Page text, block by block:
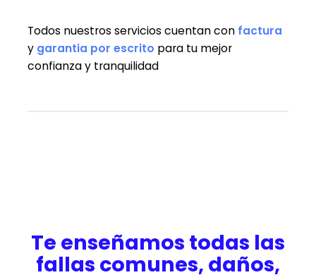
Todos nuestros servicios cuentan con factura
y garantia por escrito para tu mejor
confianza y tranquilidad
Te enseñamos todas las
fallas comunes, daños,